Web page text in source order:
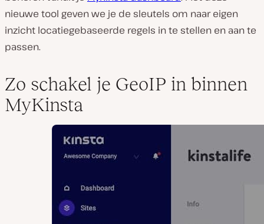
nieuwe tool geven we je de sleutels om naar eigen
inzicht locatiegebaseerde regels in te stellen en aan te
passen.
Zo schakel je GeoIP in binnen
MyKinsta